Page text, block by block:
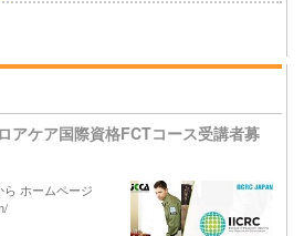
アケア国際資格FCTコース受講者募
ホームページ